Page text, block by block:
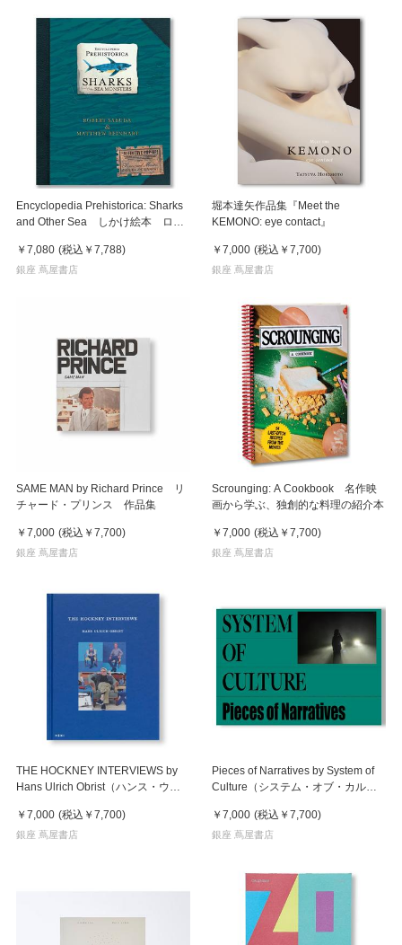
Encyclopedia Prehistorica: Sharks
and Other Sea しかけ絵本 ロバ
￥7,080 (税込 ￥7,788)
銀座 蔦屋書店
堀本達矢作品集『Meet the
KEMONO: eye contact』
￥7,000 (税込 ￥7,700)
銀座 蔦屋書店
SAME MAN by Richard Prince リ
チャード・プリンス 作品集
￥7,000 (税込 ￥7,700)
銀座 蔦屋書店
Scrounging: A Cookbook 名作映
画から学ぶ、独創的な料理の紹介本
￥7,000 (税込 ￥7,700)
銀座 蔦屋書店
THE HOCKNEY INTERVIEWS by
Hans Ulrich Obrist（ハンス・ウル
Hockney（デイヴィッド・ホックニ
ー） 対談集
￥7,000 (税込 ￥7,700)
銀座 蔦屋書店
Pieces of Narratives by System of
Culture（システム・オブ・カルチ
￥7,000 (税込 ￥7,700)
銀座 蔦屋書店